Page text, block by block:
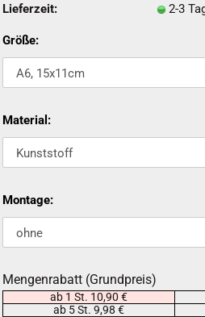
Lieferzeit:
2-3
Größe:
Material:
Montage:
Mengenrabatt (Grundpreis)
ab 1 St. 10,90 €
ab 5 St. 9,98 €